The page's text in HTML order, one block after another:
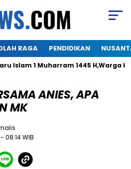
RAGA PENDIDIKAN
1 Muharram 1445 H,Warga
ANIES, APA
MK
- 08:14 WIB